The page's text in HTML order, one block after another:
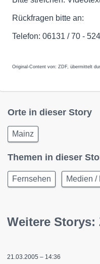
Rückfragen bitte an:
Telefon: 06131 / 70 -
Original-Content von: ZDF, übermittelt
Orte in dieser Story
Mainz
Themen in dieser
Fernsehen Medien /
Weitere Storys:
21.03.2005 – 14:36